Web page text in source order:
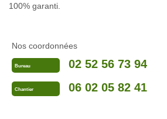
100% garanti.
Nos coordonnées
Bureau 02 52 56 73 94
Chantier 06 02 05 82 41